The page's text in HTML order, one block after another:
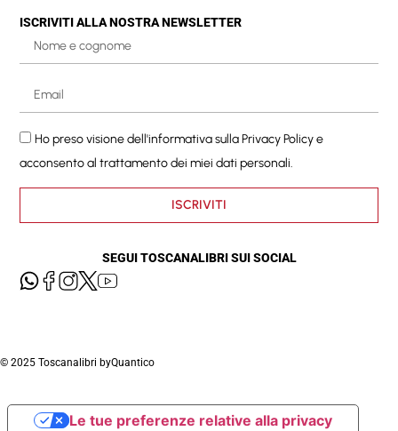
ISCRIVITI ALLA NOSTRA NEWSLETTER
Ho preso visione dell'informativa sullaPrivacy Policye
acconsento al trattamento dei miei dati personali.
ISCRIVITI
SEGUI TOSCANALIBRI SUI SOCIAL
© 2025 Toscanalibri byQuantico
Le tue preferenze relative alla privacy